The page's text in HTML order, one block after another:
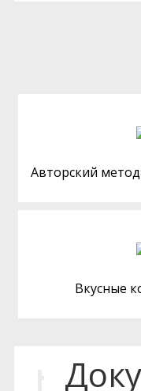
Авторский
Вкусные